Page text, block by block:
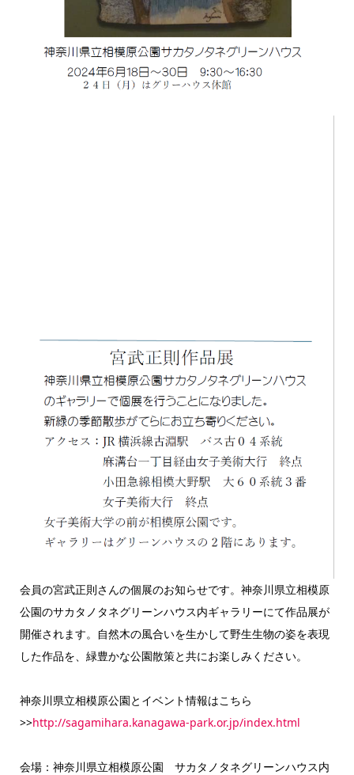
会員の宮武正則さんの個展のお知らせです。神奈川県立相模原
公園のサカタノタネグリーンハウス内ギャラリーにて作品展が
開催されます。自然木の風合いを生かして野生生物の姿を表現
した作品を、緑豊かな公園散策と共にお楽しみください。
神奈川県立相模原公園とイベント情報はこちら
>>http://sagamihara.kanagawa-park.or.jp/index.html
会場：神奈川県立相模原公園 サカタノタネグリーンハウス内